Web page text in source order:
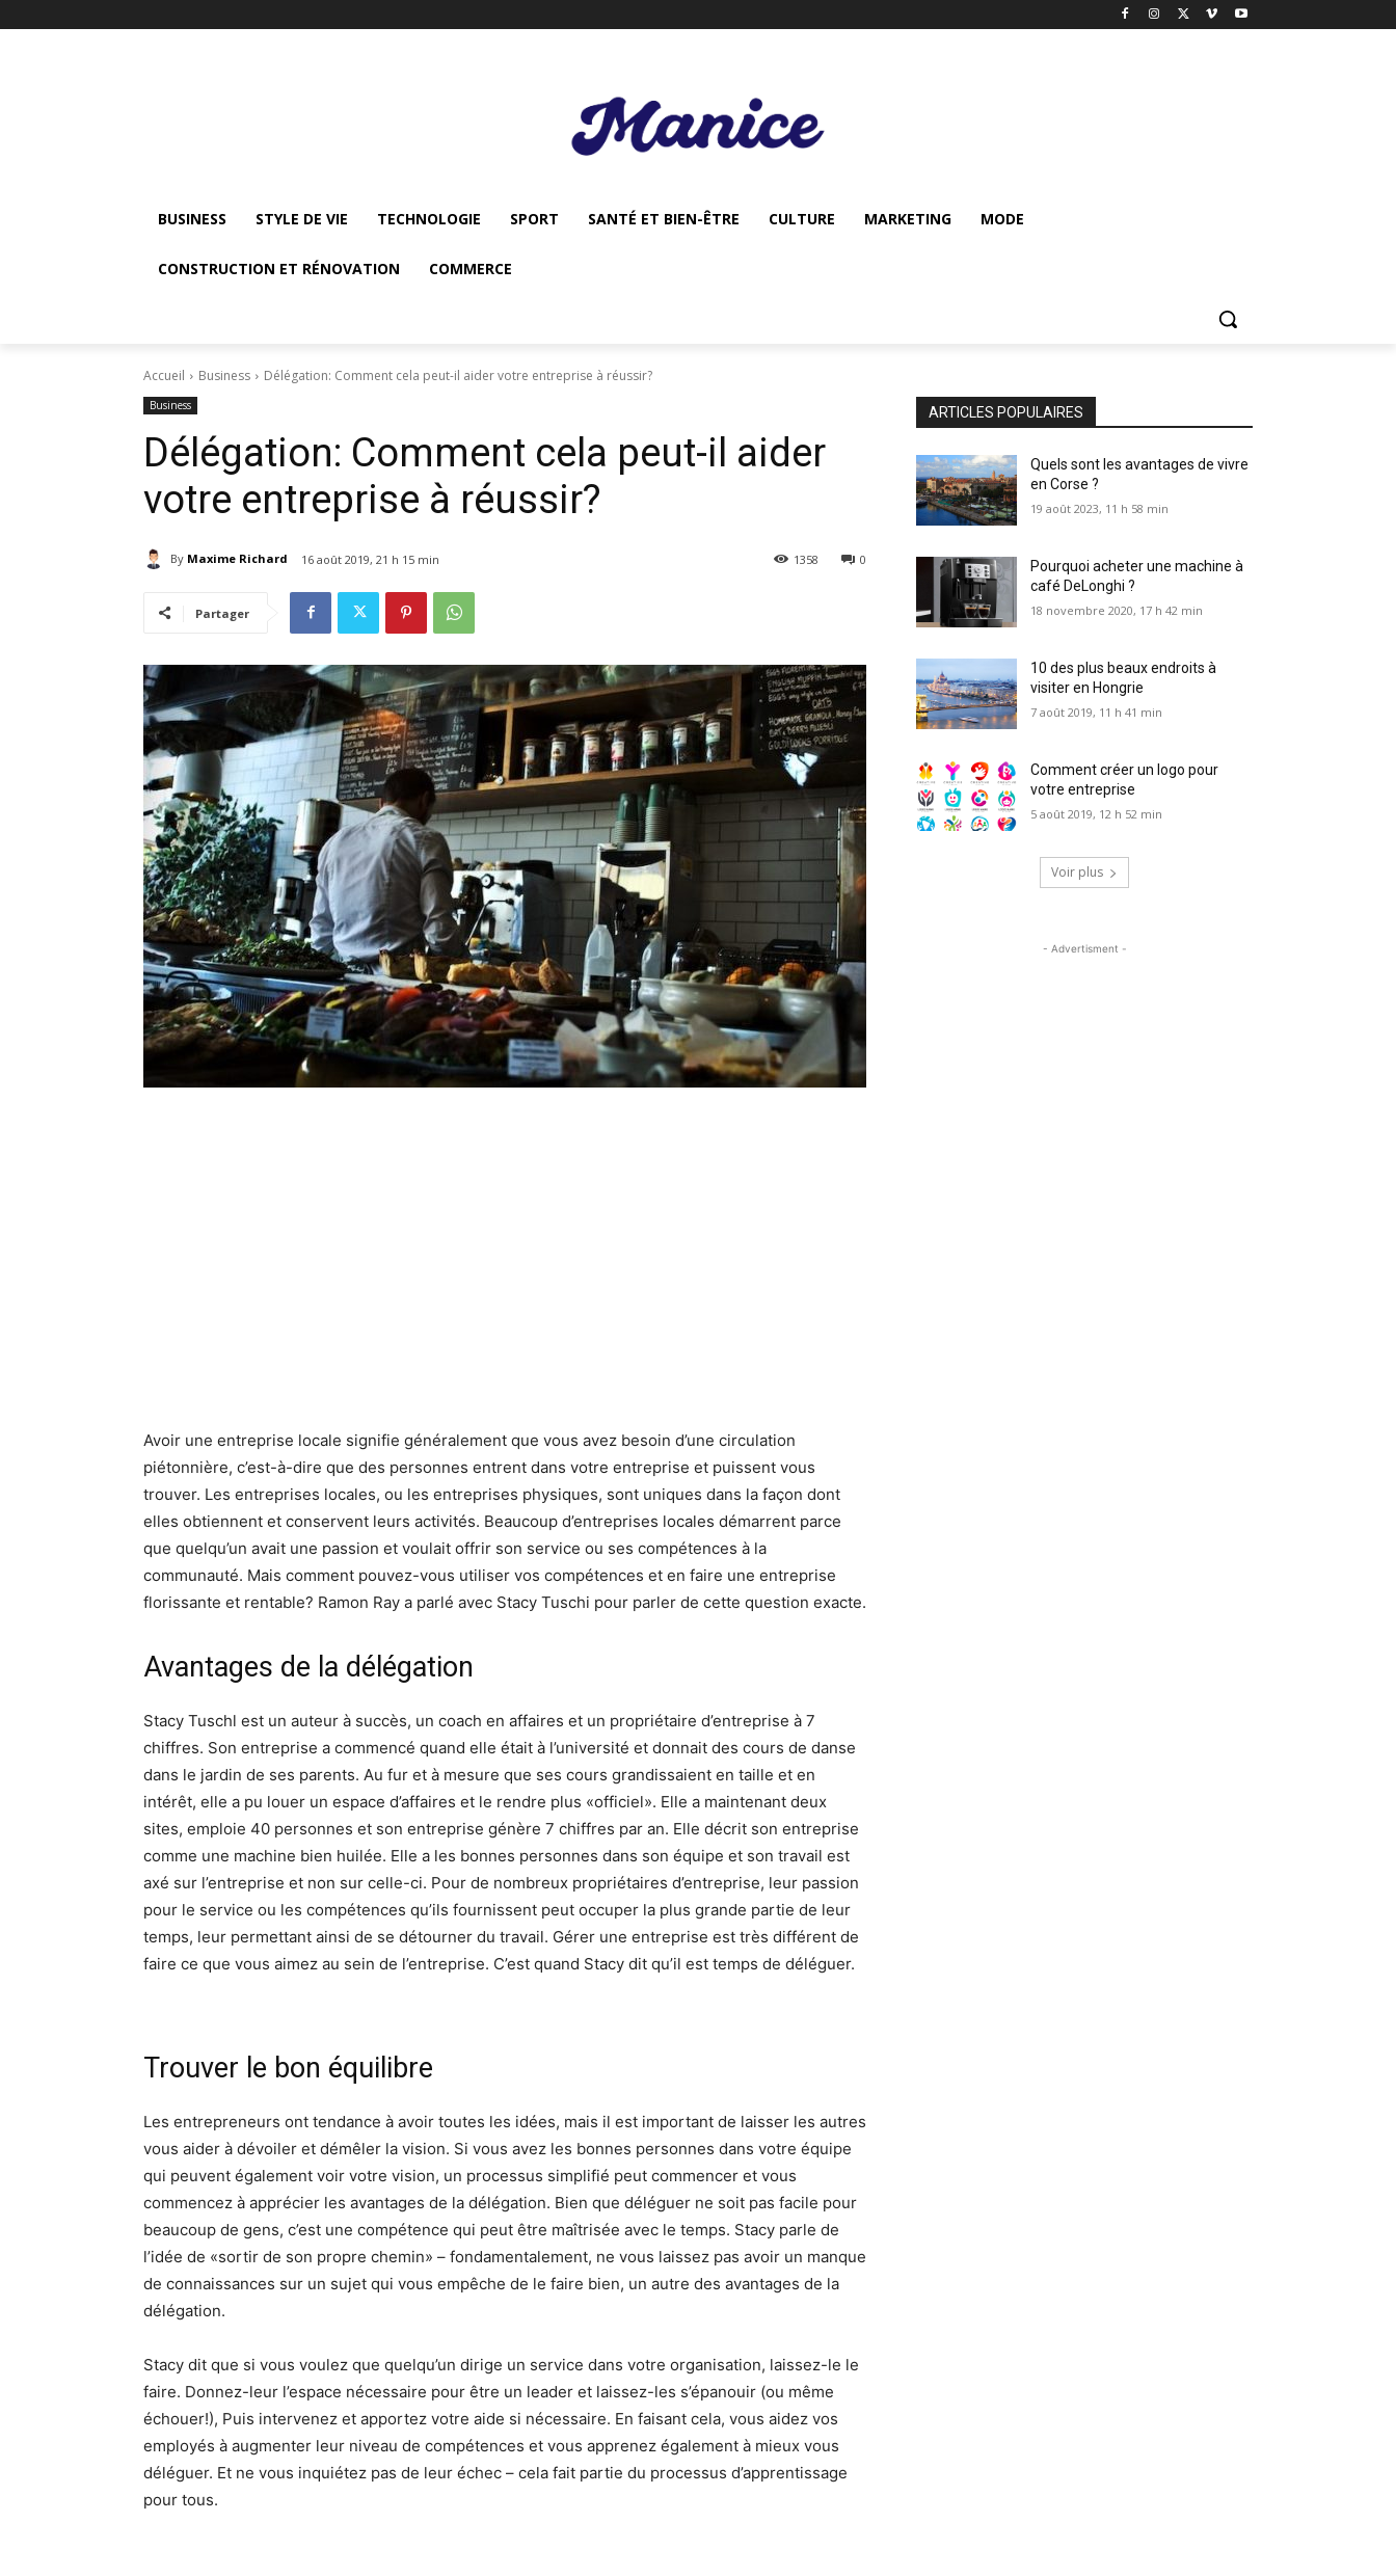
BUSINESS STYLE DE VIE TECHNOLOGIE SPORT SANTÉ ET BIEN-ÊTRE CULTURE MARKETING MODE
CONSTRUCTION ET RÉNOVATION COMMERCE
Accueil Business Délégation: Comment cela peut-il aider votre entreprise à réussir?
Business
Délégation: Comment cela peut-il aider
votre entreprise à réussir?
By Maxime Richard 16 août 2019, 21 h 15 min 0
1358
Partager
Avoir une entreprise locale signifie généralement que vous avez besoin d’une circulation
piétonnière, c’est-à-dire que des personnes entrent dans votre entreprise et puissent vous
trouver. Les entreprises locales, ou les entreprises physiques, sont uniques dans la façon dont
elles obtiennent et conservent leurs activités. Beaucoup d’entreprises locales démarrent parce
que quelqu’un avait une passion et voulait offrir son service ou ses compétences à la
communauté. Mais comment pouvez-vous utiliser vos compétences et en faire une entreprise
florissante et rentable? Ramon Ray a parlé avec Stacy Tuschi pour parler de cette question exacte.
Avantages de la délégation
Stacy Tuschl est un auteur à succès, un coach en affaires et un propriétaire d’entreprise à 7
chiffres. Son entreprise a commencé quand elle était à l’université et donnait des cours de danse
dans le jardin de ses parents. Au fur et à mesure que ses cours grandissaient en taille et en
intérêt, elle a pu louer un espace d’affaires et le rendre plus «officiel». Elle a maintenant deux
sites, emploie 40 personnes et son entreprise génère 7 chiffres par an. Elle décrit son entreprise
comme une machine bien huilée. Elle a les bonnes personnes dans son équipe et son travail est
axé sur l’entreprise et non sur celle-ci. Pour de nombreux propriétaires d’entreprise, leur passion
pour le service ou les compétences qu’ils fournissent peut occuper la plus grande partie de leur
temps, leur permettant ainsi de se détourner du travail. Gérer une entreprise est très différent de
faire ce que vous aimez au sein de l’entreprise. C’est quand Stacy dit qu’il est temps de déléguer.
Trouver le bon équilibre
Les entrepreneurs ont tendance à avoir toutes les idées, mais il est important de laisser les autres
vous aider à dévoiler et démêler la vision. Si vous avez les bonnes personnes dans votre équipe
qui peuvent également voir votre vision, un processus simplifié peut commencer et vous
commencez à apprécier les avantages de la délégation. Bien que déléguer ne soit pas facile pour
beaucoup de gens, c’est une compétence qui peut être maîtrisée avec le temps. Stacy parle de
l’idée de «sortir de son propre chemin» – fondamentalement, ne vous laissez pas avoir un manque
de connaissances sur un sujet qui vous empêche de le faire bien, un autre des avantages de la
délégation.
Stacy dit que si vous voulez que quelqu’un dirige un service dans votre organisation, laissez-le le
faire. Donnez-leur l’espace nécessaire pour être un leader et laissez-les s’épanouir (ou même
échouer!), Puis intervenez et apportez votre aide si nécessaire. En faisant cela, vous aidez vos
employés à augmenter leur niveau de compétences et vous apprenez également à mieux vous
déléguer. Et ne vous inquiétez pas de leur échec – cela fait partie du processus d’apprentissage
pour tous.
ARTICLES POPULAIRES
Quels sont les avantages de vivre
en Corse ?
19 août 2023, 11 h 58 min
Pourquoi acheter une machine à
café DeLonghi ?
18 novembre 2020, 17 h 42 min
10 des plus beaux endroits à
visiter en Hongrie
7 août 2019, 11 h 41 min
Comment créer un logo pour
votre entreprise
5 août 2019, 12 h 52 min
Voir plus
- Advertisment -